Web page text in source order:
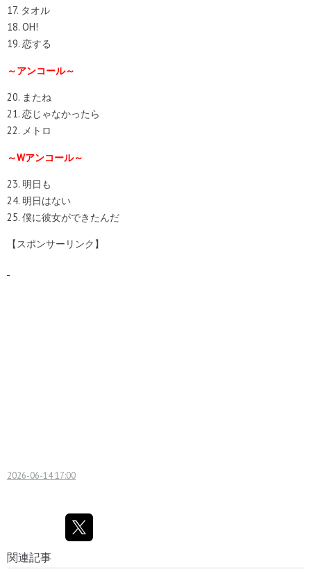
17. タオル
18. OH!
19. 恋する
～アンコール～
20. またね
21. 恋じゃなかったら
22. メトロ
～Wアンコール～
23. 明日も
24. 明日はない
25. 僕に彼女ができたんだ
【スポンサーリンク】
2026-06-14 17:00
関連記事